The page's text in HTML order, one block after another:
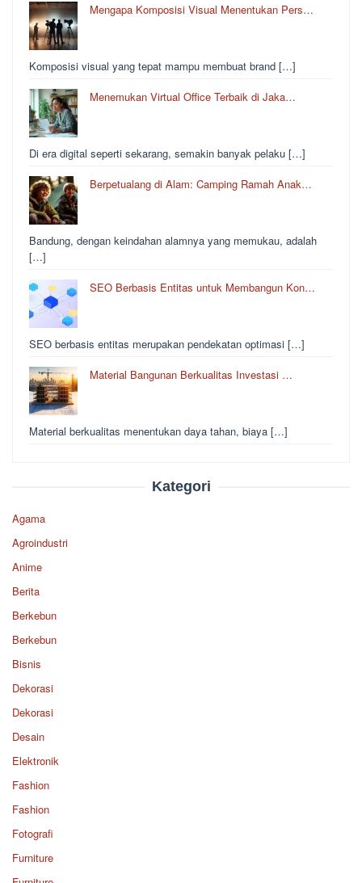
Mengapa Komposisi Visual Menentukan Pers…
Komposisi visual yang tepat mampu membuat brand […]
Menemukan Virtual Office Terbaik di Jaka…
Di era digital seperti sekarang, semakin banyak pelaku […]
Berpetualang di Alam: Camping Ramah Anak…
Bandung, dengan keindahan alamnya yang memukau, adalah
[…]
SEO Berbasis Entitas untuk Membangun Kon…
SEO berbasis entitas merupakan pendekatan optimasi […]
Material Bangunan Berkualitas Investasi …
Material berkualitas menentukan daya tahan, biaya […]
Kategori
Agama
Agroindustri
Anime
Berita
Berkebun
Berkebun
Bisnis
Dekorasi
Dekorasi
Desain
Elektronik
Fashion
Fashion
Fotografi
Furniture